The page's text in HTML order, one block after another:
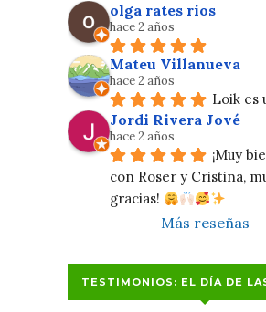
olga rates rios
hace 2 años
Mateu Villanueva
hace 2 años
Loik es
Jordi Rivera Jové
hace 2 años
¡Muy
con Roser y Cristina,
gracias!
Más reseñas
TESTIMONIOS: EL DÍA DE